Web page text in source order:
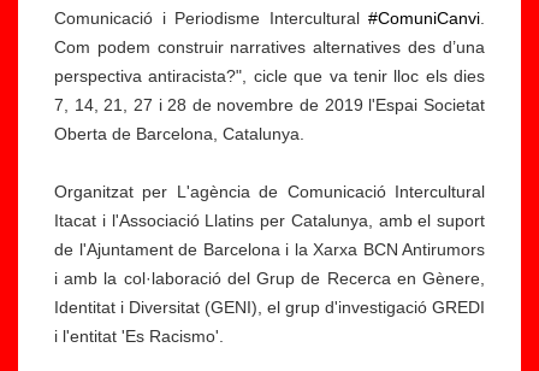
Comunicació i Periodisme Intercultural #ComuniCanvi
Com podem construir narratives alternatives des d’una
perspectiva antiracista?", cicle que va tenir lloc els dies
7, 14, 21, 27 i 28 de novembre de 2019 l'Espai Societat
Oberta de Barcelona, Catalunya.
Organitzat per L'agència de Comunicació Intercultural
Itacat i l'Associació Llatins per Catalunya, amb el suport
de l'Ajuntament de Barcelona i la Xarxa BCN Antirumors
i amb la col·laboració del Grup de Recerca en Gènere,
Identitat i Diversitat (GENI), el grup d'investigació GREDI
i l'entitat 'Es Racismo'.